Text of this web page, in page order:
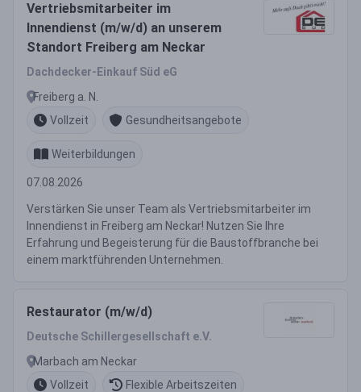
Vertriebsmitarbeiter im
Innendienst (m/w/d) an unserem
Standort Freiberg am Neckar
Dachdecker-Einkauf Süd eG
Freiberg a. N.
Vollzeit
Gesundheitsangebote
Weiterbildungen
07.08.2026
Verstärken Sie unser Team als Vertriebsmitarbeiter im
Innendienst in Freiberg am Neckar! Nutzen Sie Ihre
Erfahrung und Begeisterung für die Baustoffbranche bei
einem marktführenden Unternehmen.
Restaurator (m/w/d)
Deutsche Schillergesellschaft e.V.
Marbach am Neckar
Vollzeit
Flexible Arbeitszeiten